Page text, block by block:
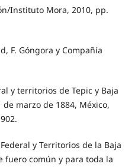
Instituto Mora, 2010, pp.
F. Góngora y Compañía
y territorios de Tepic y Baja
marzo de 1884, México,
y Territorios de la Baja
fuero común y para toda la